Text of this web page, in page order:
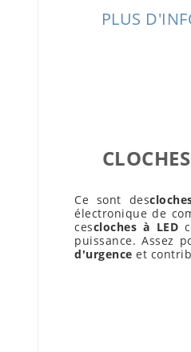
PLUS
Ce sont des
électronique de
cescloches à LED
puissance. Assez
d'urgence et